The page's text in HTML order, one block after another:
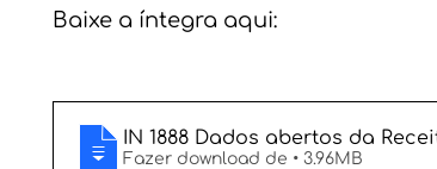
Baixe a íntegra aqui:
IN 1888 Dados abertos da
Fazer download de • 3.96MB